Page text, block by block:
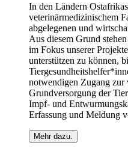
In den Ländern
veterinärmedizinischem
abgelegenen und
Aus diesem Grund
im Fokus unserer
unterstützen zu können,
notwendigen Zugang zur
Grundversorgung der
Impf- und
Erfassung und Meldung
Mehr dazu.